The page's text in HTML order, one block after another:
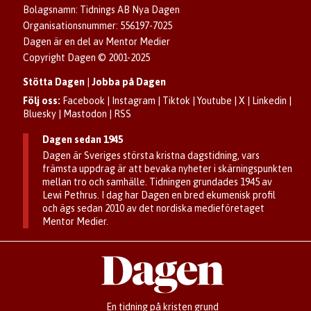
Dagens arkiv
Se dödsannonser/minnesrum
Anmäl störande/felaktig annons
Bolagsnamn: Tidnings AB Nya Dagen
Organisationsnummer: 556197-7025
Dagen är en del av Mentor Medier
Copyright Dagen © 2001-2025
Stötta Dagen |Jobba på Dagen
Följ oss: Facebook Instagram Tiktok |Youtube |X Linkedin
Bluesky
Mastodon RSS
Dagen sedan 1945
Dagen är Sveriges största kristna dagstidning, vars
främsta uppdrag är att bevaka nyheter i skärningspunkten
mellan tro och samhälle. Tidningen grundades 1945 av
Lewi Pethrus. I dag har Dagen en bred ekumenisk profil
och ägs sedan 2010 av det nordiska medieföretaget
Mentor Medier.
En tidning på kristen grund